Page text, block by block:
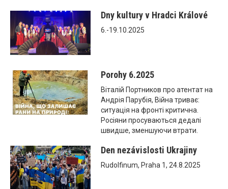
Dny kultury v Hradci Králové
6.-19.10.2025
Porohy 6.2025
Віталій Портников про атентат на
Андрія Парубія, Війна триває:
ситуація на фронті критична.
Росіяни просуваються дедалі
швидше, зменшуючи втрати.
Den nezávislosti Ukrajiny
Rudolfinum, Praha 1, 24.8.2025